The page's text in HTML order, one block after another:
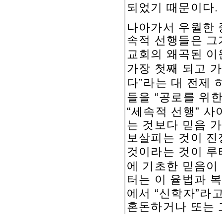
되었기 때문이다.
나아가서 우월한
속적 선행들은
교회의 왜곡된
가장 첫째 되고
다”라는 대 전제
들을 “공로를 위
“세속적 선행” 사
는 것보다 믿음
보살피는 것이
것이라는 것이
에 기초한 믿음
터는 이 율법과
에서 “신학자”라
혼돈하거나 또는